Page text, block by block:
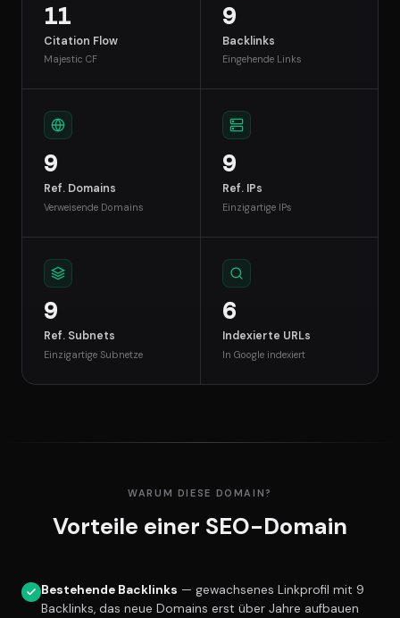
11
Citation Flow
Majestic CF
9
Backlinks
Eingehende Links
9
Ref. Domains
Verweisende Domains
9
Ref. IPs
Einzigartige IPs
9
Ref. Subnets
Einzigartige Subnetze
6
Indexierte URLs
In Google indexiert
WARUM DIESE DOMAIN?
Vorteile einer SEO-Domain
Bestehende Backlinks — gewachsenes Linkprofil mit 9
Backlinks, das neue Domains erst über Jahre aufbauen